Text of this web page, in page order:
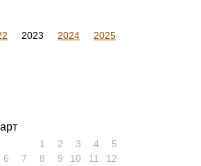
2023 2024
2025
1 2 3 4
5
6
7 8 9 10 11
12